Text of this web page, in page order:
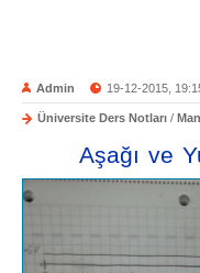
Admin 19-12-2015,
Üniversite Ders Notları /
Aşağı ve